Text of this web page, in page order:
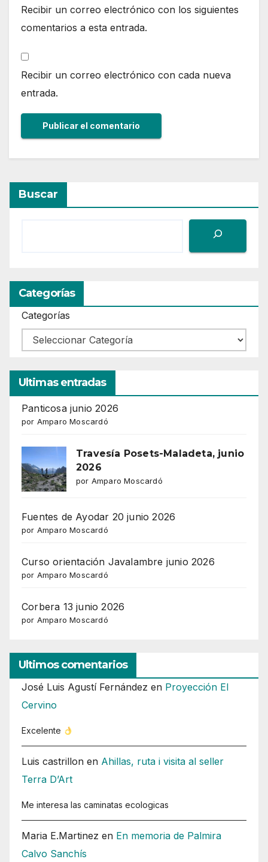
Recibir un correo electrónico con los siguientes
comentarios a esta entrada.
Recibir un correo electrónico con cada nueva
entrada.
Buscar
Categorías
Categorías
Ultimas entradas
Panticosa junio 2026
por Amparo Moscardó
Travesía Posets-Maladeta, junio
2026
por Amparo Moscardó
Fuentes de Ayodar 20 junio 2026
por Amparo Moscardó
Curso orientación Javalambre junio 2026
por Amparo Moscardó
Corbera 13 junio 2026
por Amparo Moscardó
Ultimos comentarios
José Luis Agustí Fernández en Proyección El
Cervino
Excelente
Luis castrillon en Ahillas, ruta i visita al seller
Terra D’Art
Me interesa las caminatas ecologicas
Maria E.Martinez en En memoria de Palmira
Calvo Sanchís